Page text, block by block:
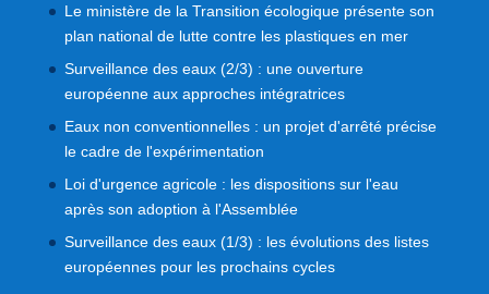
Le ministère de la Transition écologique présente son
plan national de lutte contre les plastiques en mer
Surveillance des eaux (2/3) : une ouverture
européenne aux approches intégratrices
Eaux non conventionnelles : un projet d'arrêté précise
le cadre de l'expérimentation
Loi d'urgence agricole : les dispositions sur l'eau
après son adoption à l'Assemblée
Surveillance des eaux (1/3) : les évolutions des listes
européennes pour les prochains cycles